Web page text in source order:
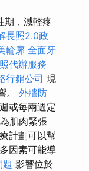
期，減輕疼
長照2.0政
輪廓 全面牙
代辦服務
行銷公司 現
。 外牆防
或每兩週定
肌肉緊張
計劃可以幫
因素可能導
影響位於